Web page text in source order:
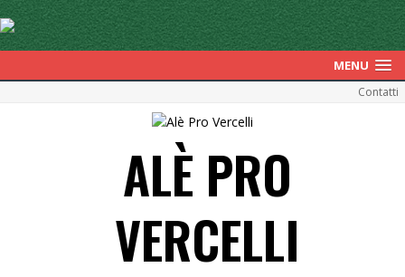
MENU
Contatti
ALÈ PRO
VERCELLI